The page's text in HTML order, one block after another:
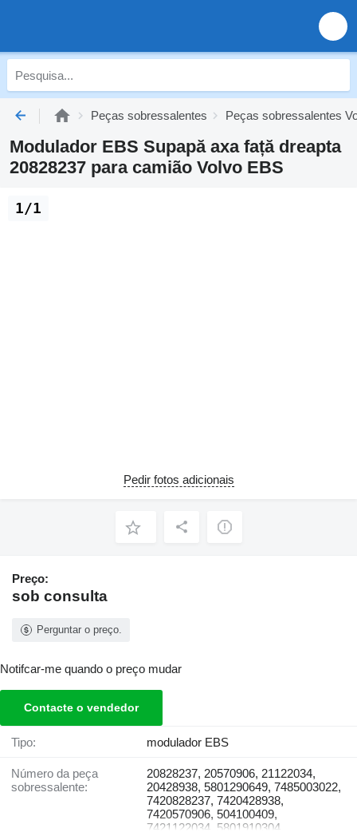
Peças sobressalentes Peças sobressalentes
Modulador EBS Supapă axa față dreapta
20828237 para camião Volvo EBS
1/1
Pedir fotos adicionais
Preço:
sob consulta
Perguntar o preço.
Notifcar-me quando o preço mudar
Contacte o vendedor
Tipo: modulador EBS
Número da peça
sobressalente:
20828237, 20570906, 21122034,
20428938, 5801290649, 7485003022,
7420828237, 7420428938,
7420570906, 504100409,
7421122034, 5801910304